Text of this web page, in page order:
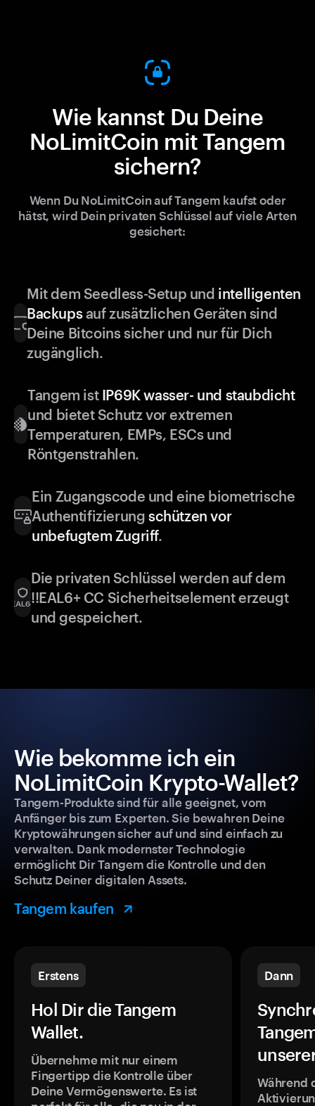
Wie kannst Du Deine
NoLimitCoin mit Tangem
sichern?
Wenn Du NoLimitCoin auf Tangem kaufst oder
hätst, wird Dein privaten Schlüssel auf viele Arten
gesichert:
Mit dem Seedless-Setup und intelligenten
Backupsauf zusätzlichen Geräten sind
Deine Bitcoins sicher und nur für Dich
zugänglich.
Tangem ist IP69K wasser- und staubdicht
und bietet Schutz vor extremen
Temperaturen, EMPs, ESCs und
Röntgenstrahlen.
Ein Zugangscode und eine biometrische
Authentifizierung schützen vor
unbefugtem Zugriff.
Die privaten Schlüssel werden auf dem
!!EAL6+ CC Sicherheitselement erzeugt
und gespeichert.
Wie bekomme ich ein
NoLimitCoin Krypto-Wallet?
Tangem-Produkte sind für alle geeignet, vom
Anfänger bis zum Experten. Sie bewahren Deine
Kryptowährungen sicher auf und sind einfach zu
verwalten. Dank modernster Technologie
ermöglicht Dir Tangem die Kontrolle und den
Schutz Deiner digitalen Assets.
Tangem kaufen
Erstens
Hol Dir die Tangem
Wallet.
Übernehme mit nur einem
Fingertipp die Kontrolle über
Deine Vermögenswerte. Es ist
Dann
Während